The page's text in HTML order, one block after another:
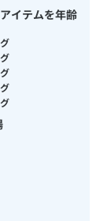
イテムを年齢